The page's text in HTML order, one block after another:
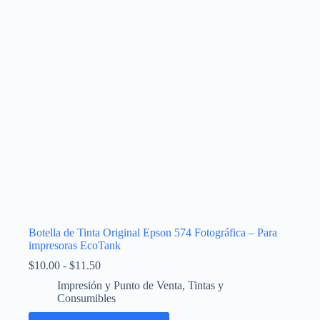
Botella de Tinta Original Epson 574 Fotográfica – Para
impresoras EcoTank
$10.00 - $11.50Rango
precios:
desde
$10.00
Impresión y Punto de Venta, Tintas y
Consumibles